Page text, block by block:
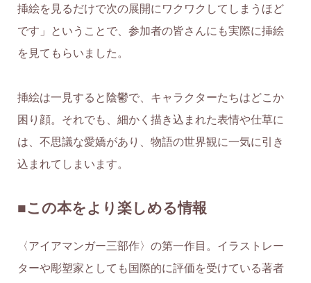
挿絵を見るだけで次の展開にワクワクしてしまうほど
です」ということで、参加者の皆さんにも実際に挿絵
を見てもらいました。
挿絵は一見すると陰鬱で、キャラクターたちはどこか
困り顔。それでも、細かく描き込まれた表情や仕草に
は、不思議な愛嬌があり、物語の世界観に一気に引き
込まれてしまいます。
■この本をより楽しめる情報
〈アイアマンガー三部作〉の第一作目。イラストレー
ターや彫塑家としても国際的に評価を受けている著者